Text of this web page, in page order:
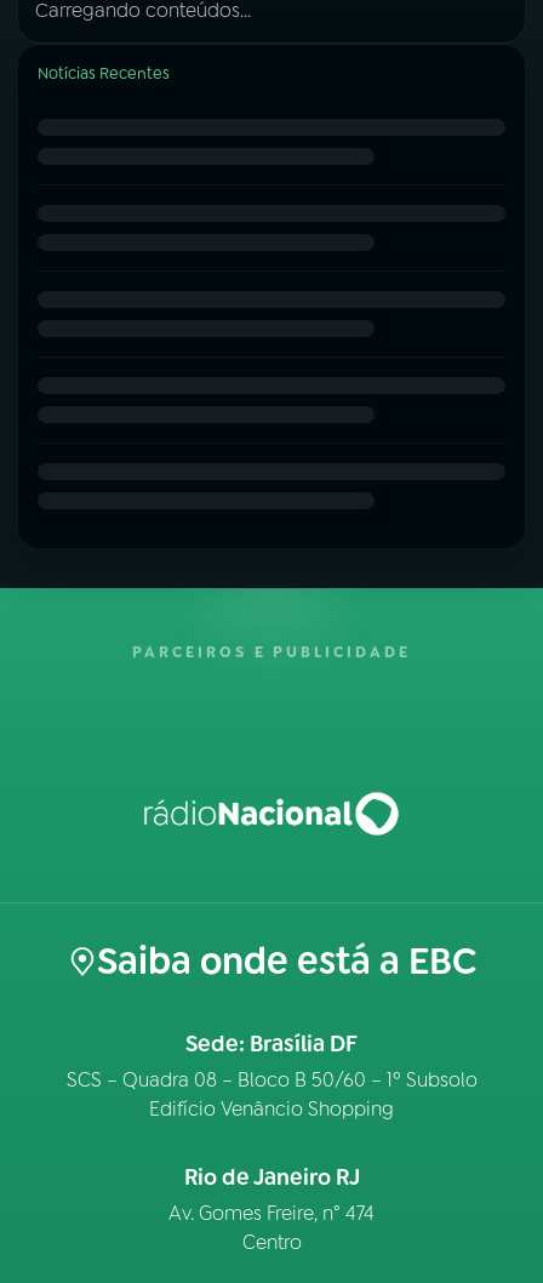
Carregando conteúdos...
Notícias Recentes
PARCEIROS E PUBLICIDADE
Saiba onde está a EBC
Sede: Brasília DF
SCS – Quadra 08 – Bloco B 50/60 – 1º Subsolo
Edifício Venâncio Shopping
Rio de Janeiro RJ
Av. Gomes Freire, n° 474
Centro